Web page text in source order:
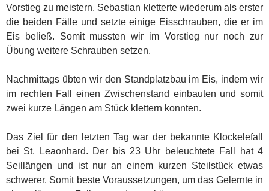
Vorstieg zu meistern. Sebastian kletterte wiederum als erster
die beiden Fälle und setzte einige Eisschrauben, die er im
Eis beließ. Somit mussten wir im Vorstieg nur noch zur
Übung weitere Schrauben setzen.
Nachmittags übten wir den Standplatzbau im Eis, indem wir
im rechten Fall einen Zwischenstand einbauten und somit
zwei kurze Längen am Stück klettern konnten.
Das Ziel für den letzten Tag war der bekannte Klockelefall
bei St. Leaonhard. Der bis 23 Uhr beleuchtete Fall hat 4
Seillängen und ist nur an einem kurzen Steilstück etwas
schwerer. Somit beste Voraussetzungen, um das Gelernte in